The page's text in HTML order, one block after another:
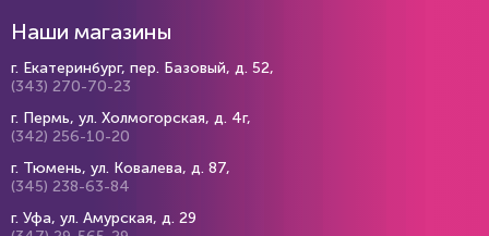
Наши магазины
г. Екатеринбург, пер. Базовый, д. 52,
(343) 270-70-23
г. Пермь, ул. Холмогорская, д. 4г,
(342) 256-10-20
г. Тюмень, ул. Ковалева, д. 87,
(345) 238-63-84
г. Уфа, ул. Амурская, д. 29